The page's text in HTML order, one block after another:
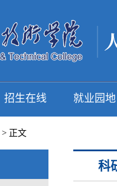
招生在线 就业园地
> 正文
科